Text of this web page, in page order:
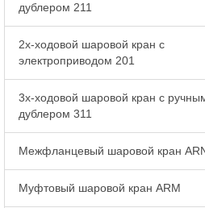
дублером 211
2x-ходовой шаровой кран с
электроприводом 201
3x-ходовой шаровой кран с
дублером 311
Межфланцевый шаровой кран
Муфтовый шаровой кран ARM